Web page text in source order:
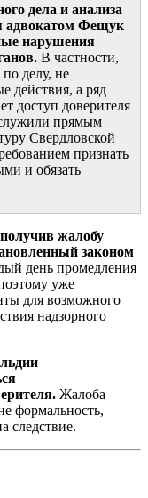
дела и анализа
адвокатом Фещук
нарушения
В частности,
делу, не
действия, а ряд
доступ доверителя
прямым
Свердловской
признать
и обязать
жалобу
законом
день промедления
уже
для возможного
надзорного
Жалоба
формальность,
следствие.